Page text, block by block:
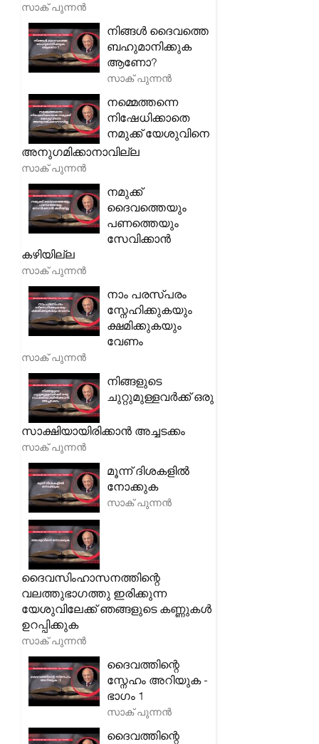
സാക് പുന്നൻ
നിങ്ങൾ ദൈവത്തെ
ബഹുമാനിക്കുക
ആണോ?
സാക് പുന്നൻ
നമ്മെത്തന്നെ
നിഷേധിക്കാതെ
നമുക്ക് യേശുവിനെ
അനുഗമിക്കാനാവില്ല
സാക് പുന്നൻ
നമുക്ക്
ദൈവത്തെയും
പണത്തെയും
സേവിക്കാൻ
കഴിയില്ല
സാക് പുന്നൻ
നാം പരസ്പരം
സ്നേഹിക്കുകയും
ക്ഷമിക്കുകയും
വേണം
സാക് പുന്നൻ
നിങ്ങളുടെ
ചുറ്റുമുള്ളവർക്ക് ഒരു
സാക്ഷിയായിരിക്കാൻ അച്ചടക്കം
സാക് പുന്നൻ
മൂന്ന് ദിശകളിൽ
നോക്കുക
സാക് പുന്നൻ
ദൈവസിംഹാസനത്തിന്റെ
വലത്തുഭാഗത്തു ഇരിക്കുന്ന
യേശുവിലേക്ക് ഞങ്ങളുടെ കണ്ണുകൾ
ഉറപ്പിക്കുക
സാക് പുന്നൻ
ദൈവത്തിന്റെ
സ്നേഹം അറിയുക -
ഭാഗം 1
സാക് പുന്നൻ
ദൈവത്തിന്റെ